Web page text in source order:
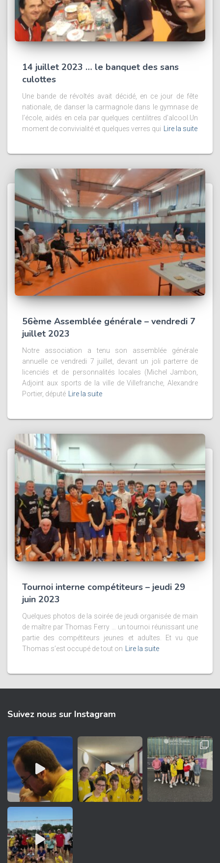
14 juillet 2023 … le banquet des sans
culottes
Une bande de révoltés avait décidé, en ce jour de fête
nationale, de danser la carmagnole dans le gymnase de
l’école, aidés en cela par quelques centilitres d’alcool.Un
moment de convivialité et quelques verres qui
Lire la suite
56ème Assemblée générale – vendredi 7
juillet 2023
Notre association a tenu son assemblée générale
annuelle ce vendredi 7 juillet, devant un joli parterre de
licenciés et de personnalités locales (Michel Jambon,
Adjoint aux sports de la ville de Villefranche, Alexandre
Portier, député Lire la suite
Tournoi interne compétiteurs – jeudi 29
juin 2023
Quelques photos de la soirée de jeudi organisée de main
de maître par Thomas Ferry … un tournoi réunissant une
partie des compétiteurs jeunes et adultes. Et vu que
Thomas s’est occupé de tout on
Lire la suite
Suivez nous sur Instagram